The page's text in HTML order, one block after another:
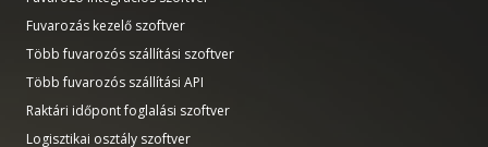
Fuvarozás kezelő szoftver
Több fuvarozós szállítási szoftver
Több fuvarozós szállítási API
Raktári időpont foglalási szoftver
Logisztikai osztály szoftver